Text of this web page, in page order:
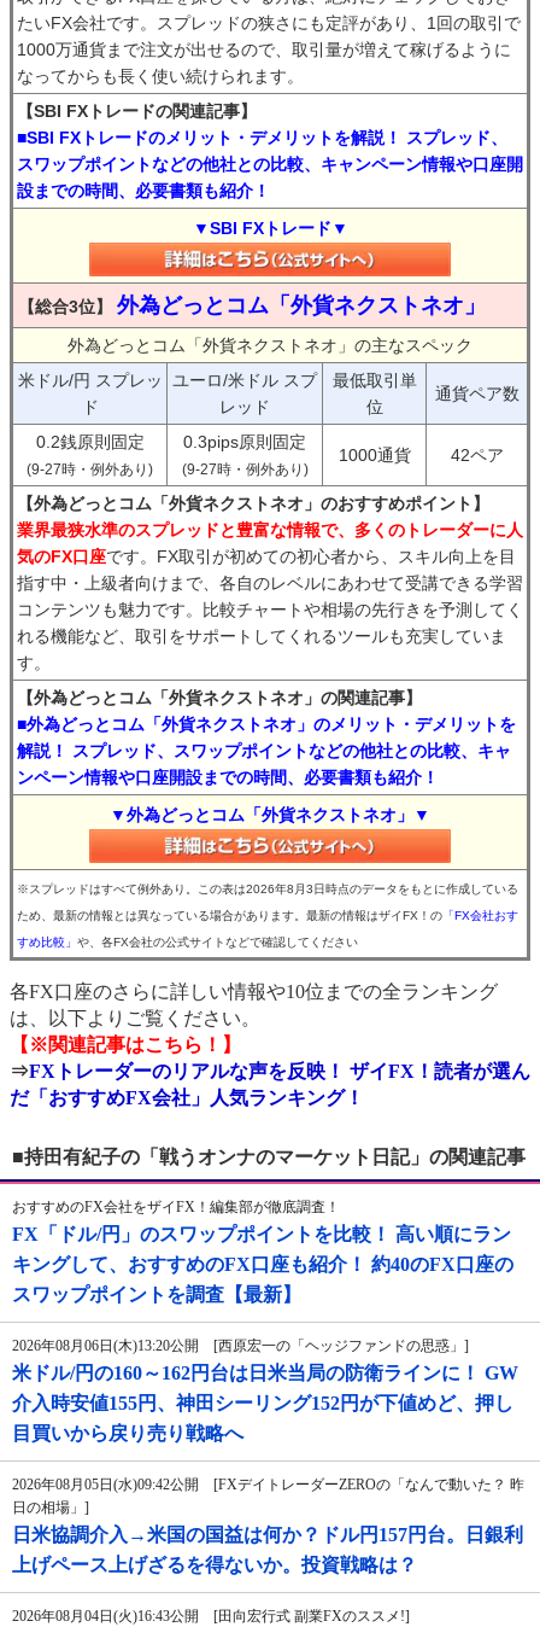
たいFX会社です。スプレッドの狭さにも定評があり、1回の取引で
1000万通貨まで注文が出せるので、取引量が増えて稼げるように
なってからも長く使い続けられます。
【SBI FXトレードの関連記事】
■SBI FXトレードのメリット・デメリットを解説！ スプレッド、
スワップポイントなどの他社との比較、キャンペーン情報や口座開
設までの時間、必要書類も紹介！
▼SBI FXトレード▼
【総合3位】 外為どっとコム「外貨ネクストネオ」
外為どっとコム「外貨ネクストネオ」の主なスペック
米ドル/円 スプレッ
ド
ユーロ/米ドル スプ
レッド
最低取引単
位
通貨ペア数
0.2銭原則固定
(9-27時・例外あり)
0.3pips原則固定
(9-27時・例外あり)
1000通貨 42ペア
【外為どっとコム「外貨ネクストネオ」のおすすめポイント】
業界最狭水準のスプレッドと豊富な情報で、多くのトレーダーに人
気のFX口座です。FX取引が初めての初心者から、スキル向上を目
指す中・上級者向けまで、各自のレベルにあわせて受講できる学習
コンテンツも魅力です。比較チャートや相場の先行きを予測してく
れる機能など、取引をサポートしてくれるツールも充実していま
す。
【外為どっとコム「外貨ネクストネオ」の関連記事】
■外為どっとコム「外貨ネクストネオ」のメリット・デメリットを
解説！ スプレッド、スワップポイントなどの他社との比較、キャ
ンペーン情報や口座開設までの時間、必要書類も紹介！
▼外為どっとコム「外貨ネクストネオ」▼
※スプレッドはすべて例外あり。この表は2026年8月3日時点のデータをもとに作成している
ため、最新の情報とは異なっている場合があります。最新の情報はザイFX！の 「FX会社おす
すめ比較」 や、各FX会社の公式サイトなどで確認してください
各FX口座のさらに詳しい情報や10位までの全ランキング
は、以下よりご覧ください。
【※関連記事はこちら！】
⇒FXトレーダーのリアルな声を反映！ ザイFX！読者が選ん
だ「おすすめFX会社」人気ランキング！
■持田有紀子の「戦うオンナのマーケット日記」の関連記事
おすすめのFX会社をザイFX！編集部が徹底調査！
FX「ドル/円」のスワップポイントを比較！ 高い順にラン
キングして、おすすめのFX口座も紹介！ 約40のFX口座の
スワップポイントを調査【最新】
2026年08月06日(木)13:20公開 [西原宏一の「ヘッジファンドの思惑」]
米ドル/円の160～162円台は日米当局の防衛ラインに！ GW
介入時安値155円、神田シーリング152円が下値めど、押し
目買いから戻り売り戦略へ
2026年08月05日(水)09:42公開 [FXデイトレーダーZEROの「なんで動いた？ 昨
日の相場」]
日米協調介入→米国の国益は何か？ドル円157円台。日銀利
上げペース上げざるを得ないか。投資戦略は？
2026年08月04日(火)16:43公開 [田向宏行式 副業FXのススメ!]